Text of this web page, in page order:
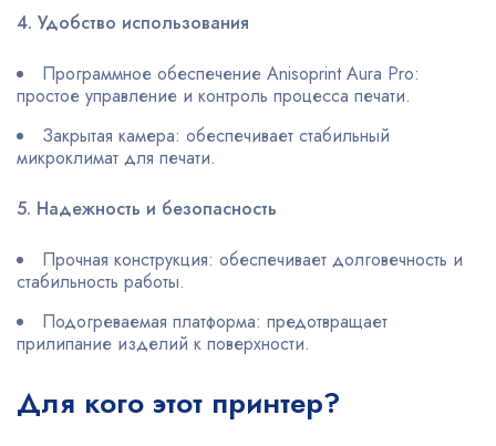
4. Удобство использования
Программное обеспечение Anisoprint Aura Pro:
простое управление и контроль процесса печати.
Закрытая камера: обеспечивает стабильный
микроклимат для печати.
5. Надежность и безопасность
Прочная конструкция: обеспечивает долговечность и
стабильность работы.
Подогреваемая платформа: предотвращает
прилипание изделий к поверхности.
Для кого этот принтер?